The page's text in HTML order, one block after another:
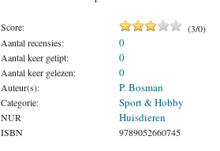
Score: (3/0)
Aantal recensies:
0
Aantal keer getipt: 0
Aantal keer gelezen: 0
Auteur(s): P. Bosman
Categorie: Sport & Hobby
NUR Huisdieren
ISBN 9789052660745